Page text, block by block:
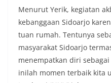
Menurut Yerik, kegiatan
kebanggaan Sidoarjo
tuan rumah. Tentunya
masyarakat Sidoarjo
menempatkan diri
inilah momen terbaik kita